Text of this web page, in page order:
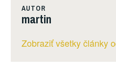
AUTOR
martin
Zobraziť všetky články